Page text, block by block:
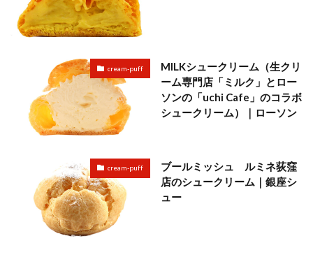
cream-puff
MILKシュークリーム（生クリ
ーム専門店「ミルク」とロー
ソンの「uchi Cafe」のコラボ
シュークリーム）｜ローソン
cream-puff
ブールミッシュ ルミネ荻窪
店のシュークリーム｜銀座シ
ュー